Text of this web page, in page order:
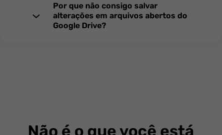
Por que não consigo salvar
alterações em arquivos abertos do
Google Drive?
Não é o que você está